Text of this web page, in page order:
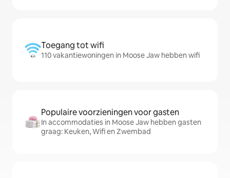
Toegang tot wifi
110 vakantiewoningen in Moose Jaw hebben wifi
Populaire voorzieningen voor gasten
In accommodaties in Moose Jaw hebben gasten
graag: Keuken, Wifi en Zwembad